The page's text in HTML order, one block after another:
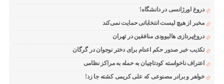
دروغ اورژانسی در دانشگاه!
مخبر از هیچ لیست انتخاباتی حمایت نمی‌کند
دروغ‌پردازی هالیوودی منافقین در تهران
تکذیب خبر صدور حکم اعدام برای دختر نوجوان در گرگان
اعتراف ناخواسته کودتاچیان به حمله به مراکز نظامی
خواهر و برادر مصنوعی که علی کریمی کشته جا زد!